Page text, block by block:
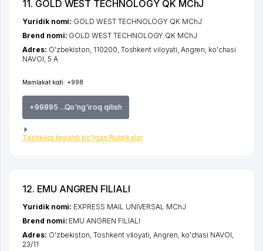
11. GOLD WEST TECHNOLOGY QK MChJ
Mamlakat kodi: +998
+99895 ...Qo'ng'iroq qilish
Tashkilot tegishli bo'lgan Rubrikalar
Yuridik nomi: GOLD WEST TECHNOLOGY QK MChJ
Brend nomi: GOLD WEST TECHNOLOGY QK MChJ
Adres: O'zbekiston, 110200, Toshkent viloyati, Angren, ko'chasi
NAVOI, 5 A
12. EMU ANGREN FILIALI
Yuridik nomi: EXPRESS MAIL UNIVERSAL MChJ
Brend nomi: EMU ANGREN FILIALI
Adres: O'zbekiston,Toshkent viloyati,Angren, ko'chasi NAVOI,
23/11